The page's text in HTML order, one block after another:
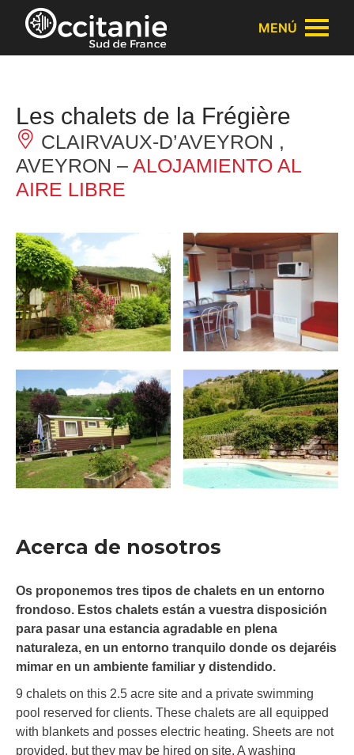
Panel de gestión de cookies
MENÚ
Les chalets de la Frégière
CLAIRVAUX-D’AVEYRON ,
AVEYRON – ALOJAMIENTO AL
AIRE LIBRE
Acerca de nosotros
Os proponemos tres tipos de chalets en un entorno
frondoso. Estos chalets están a vuestra disposición
para pasar una estancia agradable en plena
naturaleza, en un entorno tranquilo donde os dejaréis
mimar en un ambiente familiar y distendido.
9 chalets on this 2.5 acre site and a private swimming
pool reserved for clients. These chalets are all equipped
with blankets and posses electric heating. Sheets are not
provided, but they may be hired on site. A washing